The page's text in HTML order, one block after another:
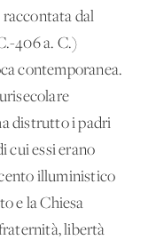
raccontata dal
406 a. C.)
contemporanea.
distrutto i padri
cui essi erano
illuministico
e la Chiesa
libertà